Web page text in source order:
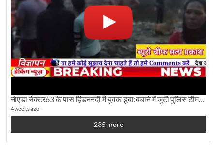
नोएडा सेक्टर63 के पास हिंडननदी में युवक डूबा:बचाने में जुटी पुलिस टीम: देखिए पूरी ग्राउंड रिपोर्टिंग
4 weeks ago
235 more